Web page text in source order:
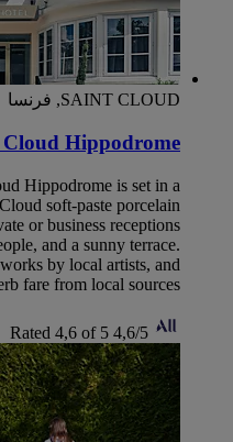
SAINT CLOUD, فرنسا
Hippodrome
Hippodrome is set in a
soft-paste porcelain
or business receptions
and a sunny terrace.
by local artists, and
fare from local sources.
4,6/5
Rated 4,6 of 5